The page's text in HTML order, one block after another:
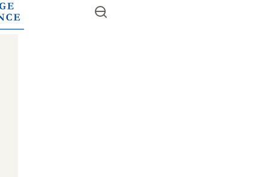
Aller
au
RECHERCHER
Ouvrir